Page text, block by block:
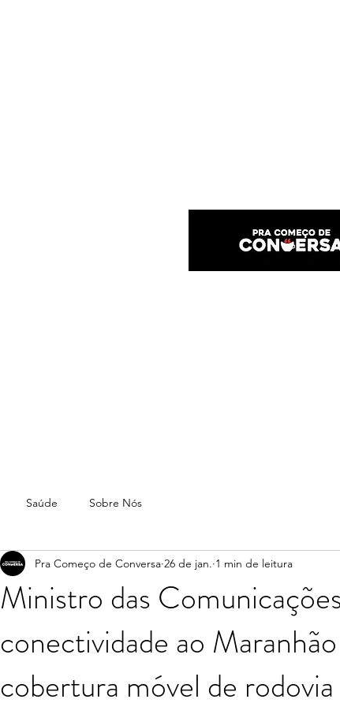
Saúde Sobre Nós
Ministro das
conectividade ao
cobertura móvel de rodovia
Pra Começo de Conversa 26 de jan. 1 min de leitura